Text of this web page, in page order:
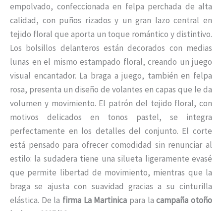
empolvado, confeccionada en felpa perchada de alta
calidad, con puños rizados y un gran lazo central en
tejido floral que aporta un toque romántico y distintivo.
Los bolsillos delanteros están decorados con medias
lunas en el mismo estampado floral, creando un juego
visual encantador. La braga a juego, también en felpa
rosa, presenta un diseño de volantes en capas que le da
volumen y movimiento. El patrón del tejido floral, con
motivos delicados en tonos pastel, se integra
perfectamente en los detalles del conjunto. El corte
está pensado para ofrecer comodidad sin renunciar al
estilo: la sudadera tiene una silueta ligeramente evasé
que permite libertad de movimiento, mientras que la
braga se ajusta con suavidad gracias a su cinturilla
elástica. De la firma La Martinica para lacampaña otoño